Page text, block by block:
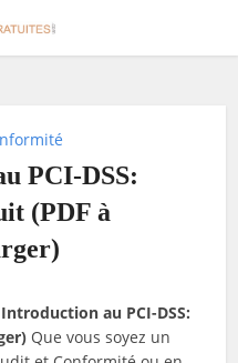
PCI-DSS:
(PDF à
Introduction au PCI-DSS:
Que vous soyez un